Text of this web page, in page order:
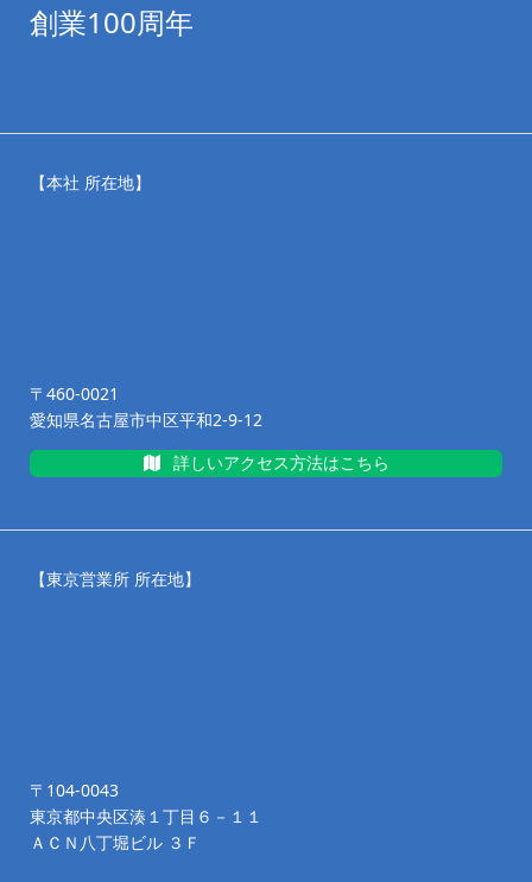
創業100周年
【本社 所在地】
〒460-0021
愛知県名古屋市中区平和2-9-12
詳しいアクセス方法はこちら
【東京営業所 所在地】
〒104-0043
東京都中央区湊１丁目６－１１
ＡＣＮ八丁堀ビル ３Ｆ